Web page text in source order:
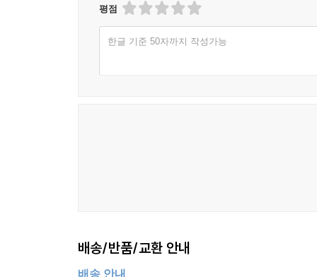
평점
한글 기준 50자까지 작성가능
배송/반품/교환 안내
배송 안내